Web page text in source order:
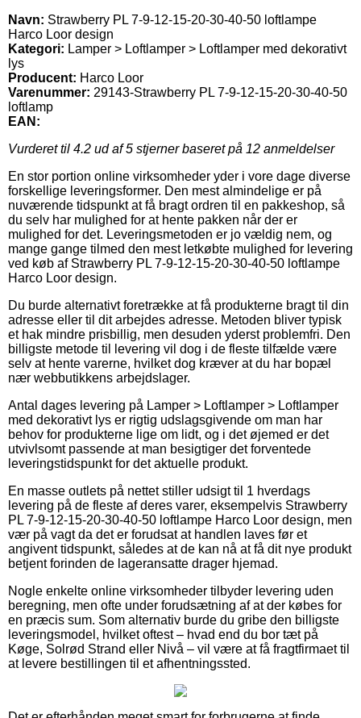
Navn: Strawberry PL 7-9-12-15-20-30-40-50 loftlampe
Harco Loor design
Kategori: Lamper > Loftlamper > Loftlamper med dekorativt
lys
Producent: Harco Loor
Varenummer: 29143-Strawberry PL 7-9-12-15-20-30-40-50
loftlamp
EAN:
Vurderet til 4.2 ud af 5 stjerner baseret på 12 anmeldelser
En stor portion online virksomheder yder i vore dage diverse
forskellige leveringsformer. Den mest almindelige er på
nuværende tidspunkt at få bragt ordren til en pakkeshop, så
du selv har mulighed for at hente pakken når der er
mulighed for det. Leveringsmetoden er jo vældig nem, og
mange gange tilmed den mest letkøbte mulighed for levering
ved køb af Strawberry PL 7-9-12-15-20-30-40-50 loftlampe
Harco Loor design.
Du burde alternativt foretrække at få produkterne bragt til din
adresse eller til dit arbejdes adresse. Metoden bliver typisk
et hak mindre prisbillig, men desuden yderst problemfri. Den
billigste metode til levering vil dog i de fleste tilfælde være
selv at hente varerne, hvilket dog kræver at du har bopæl
nær webbutikkens arbejdslager.
Antal dages levering på Lamper > Loftlamper > Loftlamper
med dekorativt lys er rigtig udslagsgivende om man har
behov for produkterne lige om lidt, og i det øjemed er det
utvivlsomt passende at man besigtiger det forventede
leveringstidspunkt for det aktuelle produkt.
En masse outlets på nettet stiller udsigt til 1 hverdags
levering på de fleste af deres varer, eksempelvis Strawberry
PL 7-9-12-15-20-30-40-50 loftlampe Harco Loor design, men
vær på vagt da det er forudsat at handlen laves før et
angivent tidspunkt, således at de kan nå at få dit nye produkt
betjent forinden de lageransatte drager hjemad.
Nogle enkelte online virksomheder tilbyder levering uden
beregning, men ofte under forudsætning af at der købes for
en præcis sum. Som alternativ burde du gribe den billigste
leveringsmodel, hvilket oftest – hvad end du bor tæt på
Køge, Solrød Strand eller Nivå – vil være at få fragtfirmaet til
at levere bestillingen til et afhentningssted.